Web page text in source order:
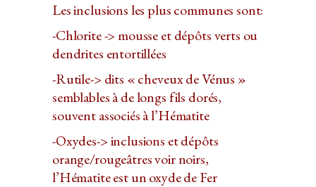
Les inclusions les plus communes sont:
-Chlorite -> mousse et dépôts verts ou
dendrites entortillées
-Rutile-> dits « cheveux de Vénus »
semblables à de longs fils dorés,
souvent associés à l’Hématite
-Oxydes-> inclusions et dépôts
orange/rougeâtres voir noirs,
l’Hématite est un oxyde de Fer